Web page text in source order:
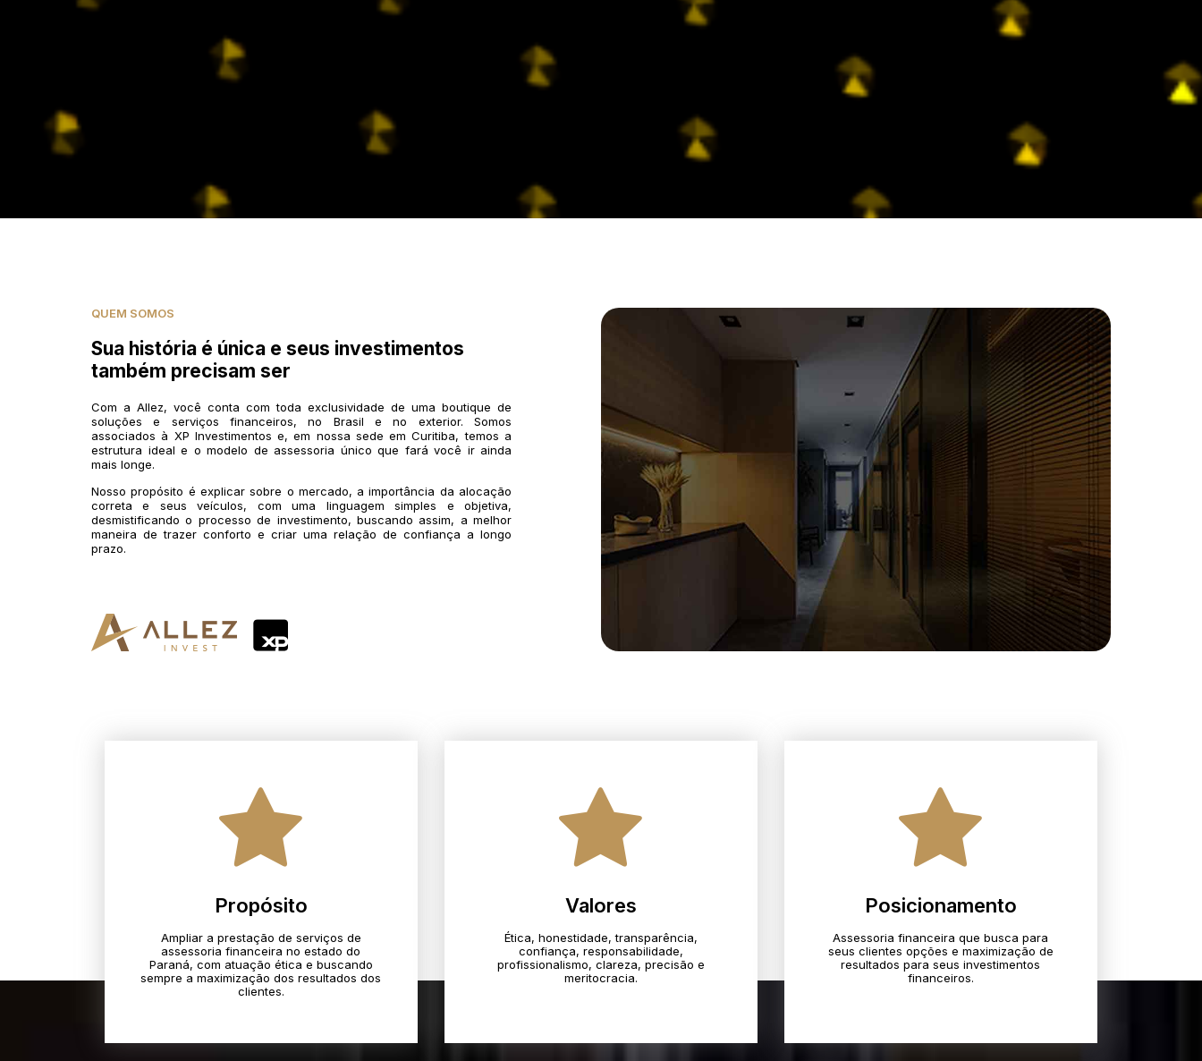
QUEM SOMOS
Sua história é única e seus investimentos
também precisam ser
Com a Allez, você conta com toda exclusividade de uma boutique de
soluções e serviços financeiros, no Brasil e no exterior. Somos
associados à XP Investimentos e, em nossa sede em Curitiba, temos a
estrutura ideal e o modelo de assessoria único que fará você ir ainda
mais longe.
Nosso propósito é explicar sobre o mercado, a importância da alocação
correta e seus veículos, com uma linguagem simples e objetiva,
desmistificando o processo de investimento, buscando assim, a melhor
maneira de trazer conforto e criar uma relação de confiança a longo
prazo.
Propósito
Ampliar a prestação de serviços de
assessoria financeira no estado do
Paraná, com atuação ética e buscando
sempre a maximização dos resultados dos
clientes.
Valores
Ética, honestidade, transparência,
confiança, responsabilidade,
profissionalismo, clareza, precisão e
meritocracia.​
Posicionamento
Assessoria financeira que busca para
seus clientes opções e maximização de
resultados para seus investimentos
financeiros.